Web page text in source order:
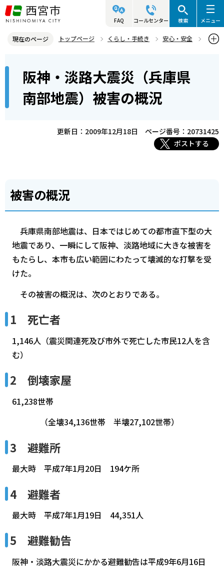
こ
の
ジ
頭
FAQ コールセンター 検索 メニュー
現在のページ トップページ くらし・手続き
安心・安全
『阪神・淡路大震災』関連情報
阪神・淡路大震災（兵庫県南部地震）被害の概況
阪神・淡路大震災（兵庫県
南部地震）被害の概況
更新日：2009年12月18日
ページ番号：20731425
ポストする
被害の概況
兵庫県南部地震は、日本ではじめての都市直下型の大
地震であり、一瞬にして阪神、淡路地域に大きな被害を
もたらし、本市も広い範囲にわたって壊滅的な打撃を受
けた。
その被害の概況は、次のとおりである。
1 死亡者
1,146人（震災関連死及び市外で死亡した市民12人を含
む）
2 倒壊家屋
61,238世帯
（全壊34,136世帯 半壊27,102世帯）
3 避難所
最大時 平成7年1月20日 194ケ所
4 避難者
最大時 平成7年1月19日 44,351人
5 避難勧告
阪神・淡路大震災にかかる避難勧告は平成9年6月16日